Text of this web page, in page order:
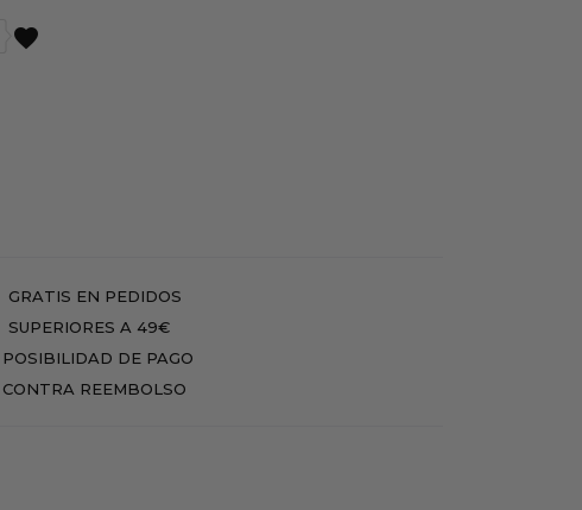
favorite
GRATIS EN PEDIDOS
SUPERIORES A 49€
POSIBILIDAD DE PAGO
CONTRA REEMBOLSO